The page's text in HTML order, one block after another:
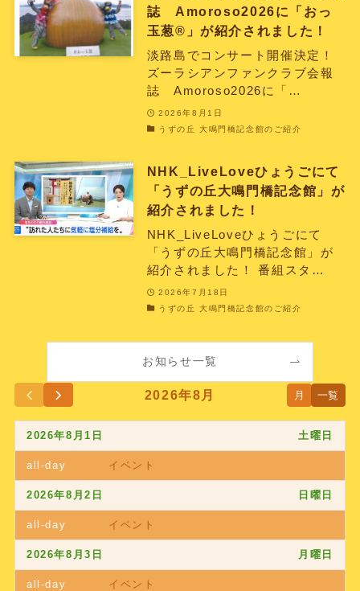
誌 Amoroso2026に「おっ
玉葱®︎」が紹介されました！
淡路島でコンサート開催決定！
ズーラシアンファンクラブ会報
誌 Amoroso2026に「…
2026年8月1日
うずの丘 大鳴門橋記念館のご紹介
NHK_LiveLoveひょうごにて
「うずの丘大鳴門橋記念館」が
紹介されました！
NHK_LiveLoveひょうごにて
「うずの丘大鳴門橋記念館」が
紹介されました！ 番組スタ…
2026年7月18日
うずの丘 大鳴門橋記念館のご紹介
お知らせ一覧
2026年8月 月 一覧
2026年8月1日 土曜日
all-day イベント
2026年8月2日 日曜日
all-day イベント
2026年8月3日 月曜日
all-day イベント